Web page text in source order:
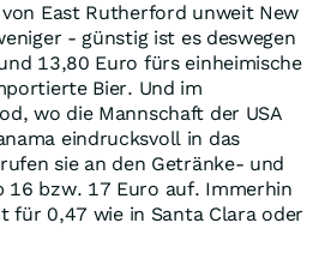
East Rutherford unweit New
- günstig ist es deswegen
13,80 Euro fürs einheimische
Bier. Und im
wo die Mannschaft der USA
eindrucksvoll in das
sie an den Getränke- und
16 bzw. 17 Euro auf. Immerhin
für 0,47 wie in Santa Clara oder